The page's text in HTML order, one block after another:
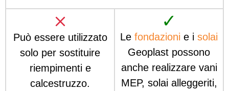
Può essere utilizzato
solo per sostituire
riempimenti e
calcestruzzo.
✓
Le fondazioni e i solai
Geoplast possono
anche realizzare vani
MEP, solai alleggeriti,